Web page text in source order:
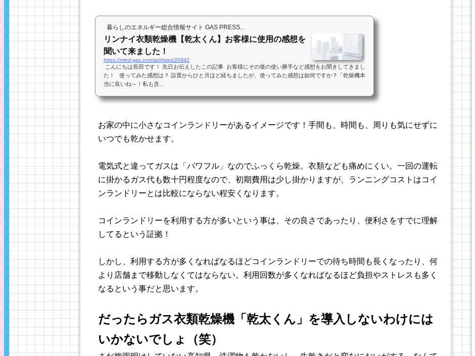
暮らしのエネルギー総合情報サイト GAS PRESS...
リンナイ衣類乾燥機【乾太くん】お客様に使用の感想を
聞いて来ました！
https://mind-gas.com/archives/20942
こんにちは長田です！ 先日お伝えしたこの記事 お客様にその後の使い勝手など感想をお聞きしてきまし
た！ 使ってみた感想は？ 設置からひと月ほど経ちましたが、使ってみた感想は如何ですか？「乾燥機本
当に良いね～！私も含...
お家の中に小さなコインランドリーがあるイメージです！手間も、時間も、周りも気にせずに
いつでも乾かせます。
電気式と違ってガスは「パワフル」なのでふっくら乾燥。衣類なども痛めにくい。一回の運転
に掛かるガス代も数十円程度なので、初期費用は少し掛かりますが、ランニングコストはコイ
ンランドリーとは比較にならない程安くなります。
コインランドリーを利用する方が多いという事は、その良さであったり、便利さをすでに理解
してるという証拠！
しかし、利用する方が多くなればなるほどコインランドリーでの待ち時間も長くなったり、何
より店舗まで移動しなくてはならない。利用回数が多くなればなるほど負担やストレスも多く
なるという事だと思います。
だったらガス衣類乾燥機「乾太くん」を導入しないわけには
いかないでしょ（笑）